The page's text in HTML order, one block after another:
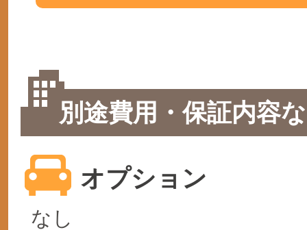
別途費用・保証内容
オプション
なし